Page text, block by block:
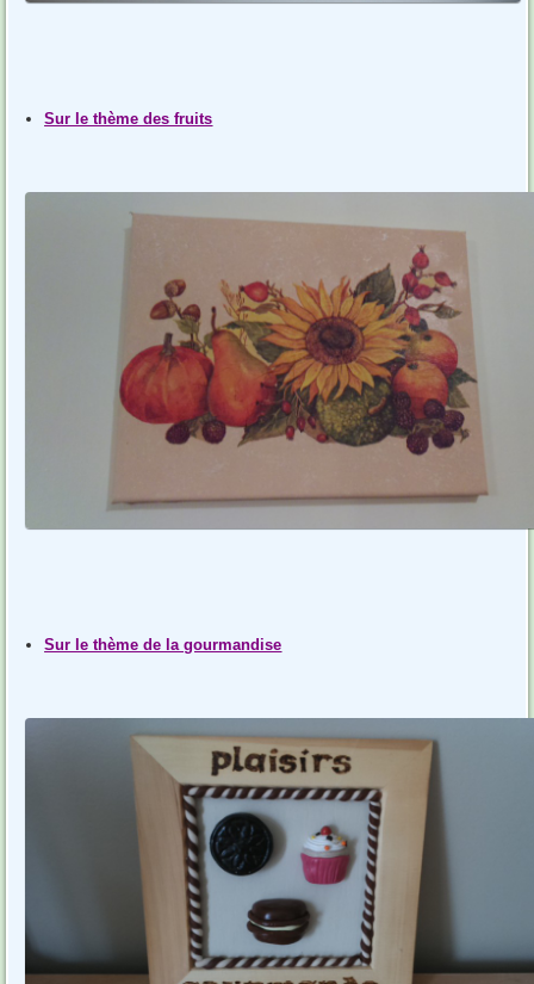
Sur le thème des fruits
Sur le thème de la gourmandise